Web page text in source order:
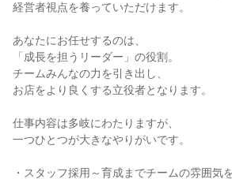
経営者視点を養っていただけます。
あなたにお任せするのは、
「成長を担うリーダー」の役割。
チームみんなの力を引き出し、
お店をより良くする立役者となります。
仕事内容は多岐にわたりますが、
一つひとつが大きなやりがいです。
・スタッフ採用～育成までチームの雰囲気